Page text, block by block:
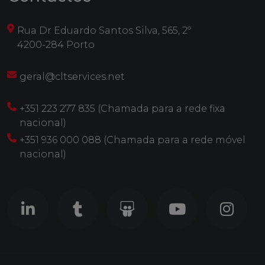
Rua Dr Eduardo Santos Silva, 565, 2º
4200-284 Porto
geral@cltservices.net
+351 223 277 835 (Chamada para a rede fixa
nacional)
+351 936 000 088 (Chamada para a rede móvel
nacional)